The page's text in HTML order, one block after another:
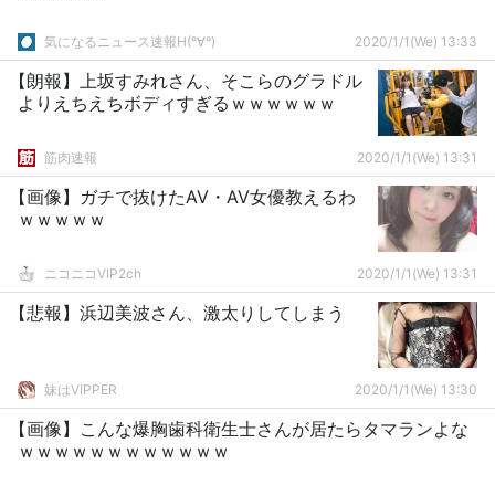
気になるニュース速報H(°∀°) 2020/1/1(We) 13:33
【朗報】上坂すみれさん、そこらのグラドル
よりえちえちボディすぎるｗｗｗｗｗｗ
筋肉速報 2020/1/1(We) 13:31
【画像】ガチで抜けたAV・AV女優教えるわ
ｗｗｗｗｗ
ニコニコVIP2ch 2020/1/1(We) 13:31
【悲報】浜辺美波さん、激太りしてしまう
妹はVIPPER 2020/1/1(We) 13:30
【画像】こんな爆胸歯科衛生士さんが居たらタマランよな
ｗｗｗｗｗｗｗｗｗｗｗｗ